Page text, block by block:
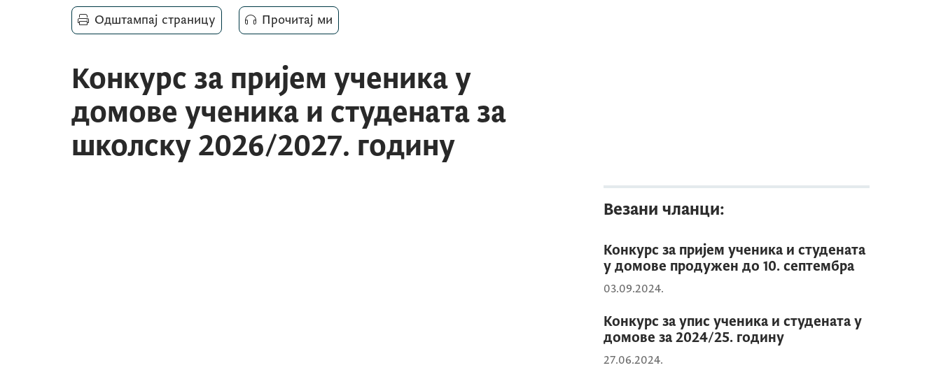
Одштампај страницу Прочитај ми
Конкурс за пријем ученика у
домове ученика и студената за
школску 2026/2027. годину
Везани чланци:
Конкурс за пријем ученика и студената
у домове продужен до 10. септембра
03.09.2024.
Конкурс за упис ученика и студената у
домове за 2024/25. годину
27.06.2024.